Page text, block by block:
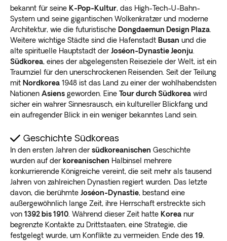
bekannt für seine K-Pop-Kultur, das High-Tech-U-Bahn-
System und seine gigantischen Wolkenkratzer und moderne
Architektur, wie die futuristische Dongdaemun Design Plaza
Weitere wichtige Städte sind die Hafenstadt Busan und die
alte spirituelle Hauptstadt der Joséon-Dynastie Jeonju
Südkorea, eines der abgelegensten Reiseziele der Welt, ist ein
Traumziel für den unerschrockenen Reisenden. Seit der Teilung
mit Nordkorea 1948 ist das Land zu einer der wohlhabendsten
Nationen Asiens geworden. Eine Tour durch Südkorea wird
sicher ein wahrer Sinnesrausch, ein kultureller Blickfang und
ein aufregender Blick in ein weniger bekanntes Land sein.
Geschichte Südkoreas
In den ersten Jahren der südkoreanischen Geschichte
wurden auf der koreanischen Halbinsel mehrere
konkurrierende Königreiche vereint, die seit mehr als tausend
Jahren von zahlreichen Dynastien regiert wurden. Das letzte
davon, die berühmte Joséon-Dynastie, bestand eine
außergewöhnlich lange Zeit, ihre Herrschaft erstreckte sich
von 1392 bis 1910 . Während dieser Zeit hatte Korea nur
begrenzte Kontakte zu Drittstaaten, eine Strategie, die
festgelegt wurde, um Konflikte zu vermeiden. Ende des 19.